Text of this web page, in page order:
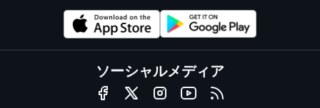
ソーシャルメディア